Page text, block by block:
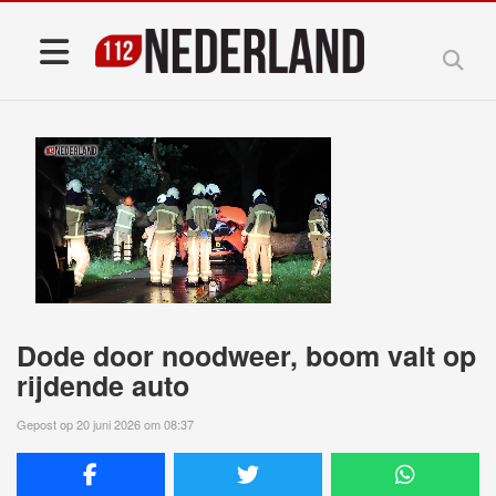
Dode door noodweer, boom valt op
rijdende auto
Gepost op 20 juni 2026 om 08:37